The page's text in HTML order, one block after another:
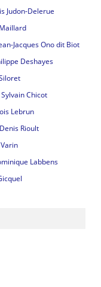
Judon-Delerue
Jacques Ono dit Biot
Deshayes
Chicot
Lebrun
Rioult
Labbens